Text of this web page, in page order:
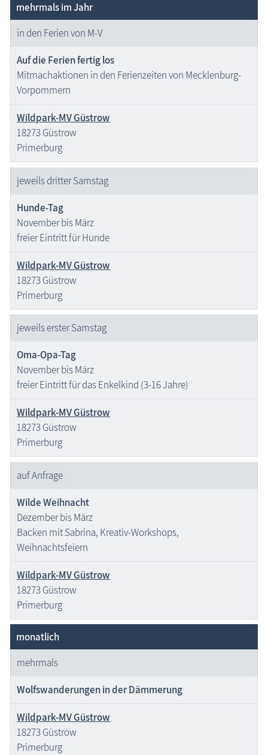
mehrmals im Jahr
in den Ferien von M-V
Auf die Ferien fertig los
Mitmachaktionen in den Ferienzeiten von Mecklenburg-
Vorpommern
Wildpark-MV Güstrow
18273 Güstrow
Primerburg
jeweils dritter Samstag
Hunde-Tag
November bis März
freier Eintritt für Hunde
Wildpark-MV Güstrow
18273 Güstrow
Primerburg
jeweils erster Samstag
Oma-Opa-Tag
November bis März
freier Eintritt für das Enkelkind (3-16 Jahre)
Wildpark-MV Güstrow
18273 Güstrow
Primerburg
auf Anfrage
Wilde Weihnacht
Dezember bis März
Backen mit Sabrina, Kreativ-Workshops,
Weihnachtsfeiern
Wildpark-MV Güstrow
18273 Güstrow
Primerburg
monatlich
mehrmals
Wolfswanderungen in der Dämmerung
Wildpark-MV Güstrow
18273 Güstrow
Primerburg